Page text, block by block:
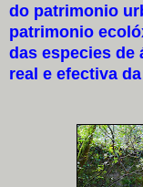
do patrimonio
patrimonio
das especies de
real e efectiva